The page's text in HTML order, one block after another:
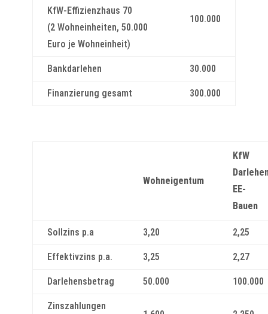
KfW-Effizienzhaus 70
(2 Wohneinheiten, 50.000
Euro je Wohneinheit)
100.000
Bankdarlehen 30.000
Finanzierung gesamt 300.000
Wohneigentum
KfW
EE-
Bauen
Sollzins p.a 3,20 2,25
Effektivzins p.a. 3,25 2,27
Darlehensbetrag 50.000 100.000
Zinszahlungen